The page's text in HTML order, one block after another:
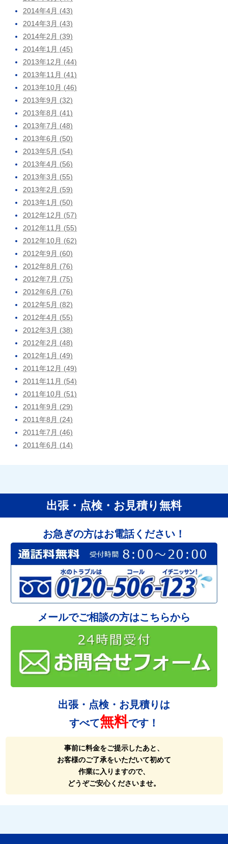
2014年4月 (43)
2014年3月 (43)
2014年2月 (39)
2014年1月 (45)
2013年12月 (44)
2013年11月 (41)
2013年10月 (46)
2013年9月 (32)
2013年8月 (41)
2013年7月 (48)
2013年6月 (50)
2013年5月 (54)
2013年4月 (56)
2013年3月 (55)
2013年2月 (59)
2013年1月 (50)
2012年12月 (57)
2012年11月 (55)
2012年10月 (62)
2012年9月 (60)
2012年8月 (76)
2012年7月 (75)
2012年6月 (76)
2012年5月 (82)
2012年4月 (55)
2012年3月 (38)
2012年2月 (48)
2012年1月 (49)
2011年12月 (49)
2011年11月 (54)
2011年10月 (51)
2011年9月 (29)
2011年8月 (24)
2011年7月 (46)
2011年6月 (14)
出張・点検・お見積り無料
お急ぎの方はお電話ください！
メールでご相談の方はこちらから
出張・点検・お見積りは
すべて無料です！
事前に料金をご提示したあと、
お客様のご了承をいただいて初めて
作業に入りますので、
どうぞご安心くださいませ。